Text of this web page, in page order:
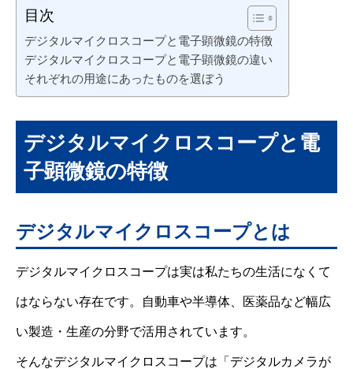
目次
デジタルマイクロスコープと電子顕微鏡の特徴
デジタルマイクロスコープと電子顕微鏡の違い
それぞれの用途にあったものを選ぼう
デジタルマイクロスコープと電
子顕微鏡の特徴
デジタルマイクロスコープとは
デジタルマイクロスコープは実は私たちの生活になくて
はならない存在です。自動車や半導体、医薬品など幅広
い製造・生産の分野で活用されています。
そんなデジタルマイクロスコープは「デジタルカメラが